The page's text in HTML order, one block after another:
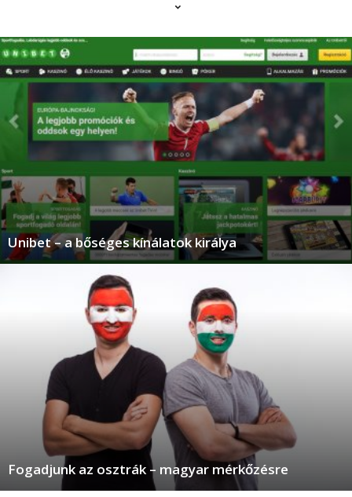
Unibet – a bőséges kínálatok királya
Fogadjunk az osztrák – magyar mérkőzésre